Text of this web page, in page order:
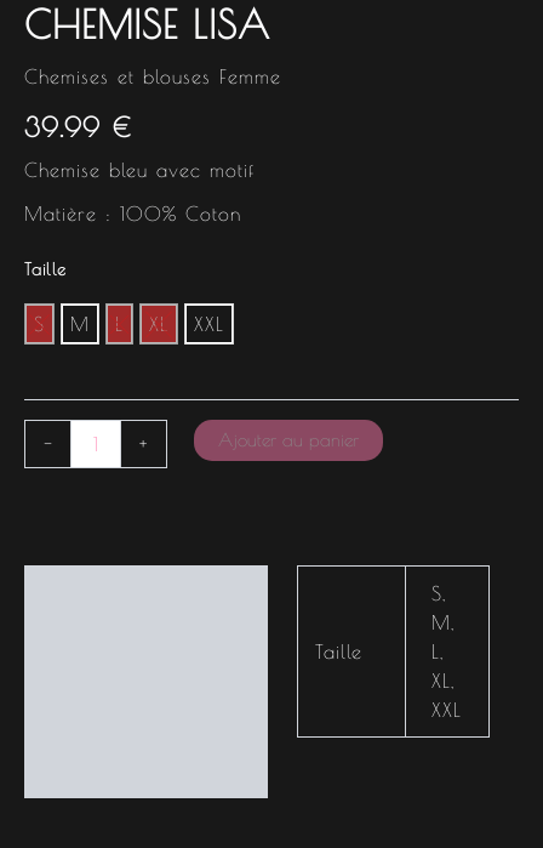
CHEMISE LISA
Chemises et blouses Femme
39.99 €
Chemise bleu avec motif
Matière : 100% Coton
Taille
S M L XL XXL
- + Ajouter au panier
Taille
S
M
XL
XXL